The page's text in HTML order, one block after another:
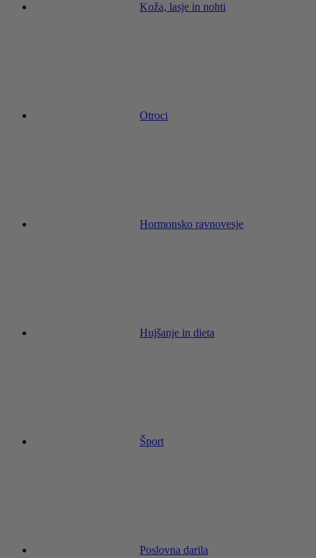
Koža, lasje in nohti
Otroci
Hormonsko ravnovesje
Hujšanje in dieta
Šport
Poslovna darila